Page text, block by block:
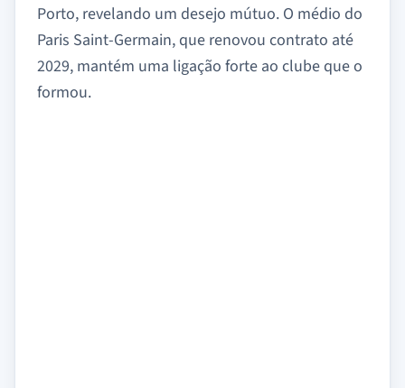
Porto, revelando um desejo mútuo. O médio do
Paris Saint-Germain, que renovou contrato até
2029, mantém uma ligação forte ao clube que o
formou.